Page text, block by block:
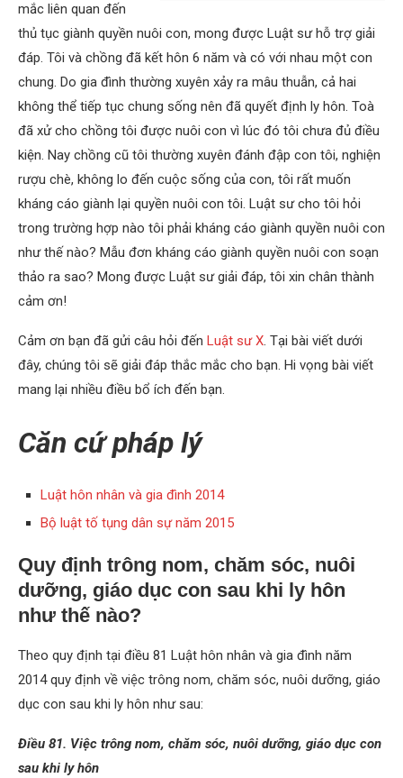
mắc liên quan đến
thủ tục giành quyền nuôi con, mong được Luật sư hỗ trợ giải
đáp. Tôi và chồng đã kết hôn 6 năm và có với nhau một con
chung. Do gia đình thường xuyên xảy ra mâu thuẫn, cả hai
không thể tiếp tục chung sống nên đã quyết định ly hôn. Toà
đã xử cho chồng tôi được nuôi con vì lúc đó tôi chưa đủ điều
kiện. Nay chồng cũ tôi thường xuyên đánh đập con tôi, nghiện
rượu chè, không lo đến cuộc sống của con, tôi rất muốn
kháng cáo giành lại quyền nuôi con tôi. Luật sư cho tôi hỏi
trong trường hợp nào tôi phải kháng cáo giành quyền nuôi con
như thế nào? Mẫu đơn kháng cáo giành quyền nuôi con soạn
thảo ra sao? Mong được Luật sư giải đáp, tôi xin chân thành
cảm ơn!
Cảm ơn bạn đã gửi câu hỏi đến Luật sư X. Tại bài viết dưới
đây, chúng tôi sẽ giải đáp thắc mắc cho bạn. Hi vọng bài viết
mang lại nhiều điều bổ ích đến bạn.
Căn cứ pháp lý
Luật hôn nhân và gia đình 2014
Bộ luật tố tụng dân sự năm 2015
Quy định trông nom, chăm sóc, nuôi
dưỡng, giáo dục con sau khi ly hôn
như thế nào?
Theo quy định tại điều 81 Luật hôn nhân và gia đình năm
2014 quy định về việc trông nom, chăm sóc, nuôi dưỡng, giáo
dục con sau khi ly hôn như sau:
Điều 81. Việc trông nom, chăm sóc, nuôi dưỡng, giáo dục con
sau khi ly hôn